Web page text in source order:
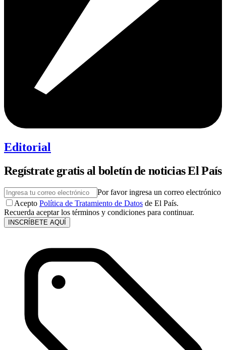
Editorial
Regístrate gratis al boletín de noticias El País
Por favor ingresa un correo electrónico
Acepto Política de Tratamiento de Datos de El País.
Recuerda aceptar los términos y condiciones para continuar.
INSCRÍBETE AQUÍ